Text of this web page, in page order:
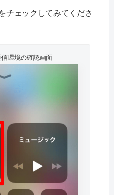
チェックしてみてくださ
環境の確認画面